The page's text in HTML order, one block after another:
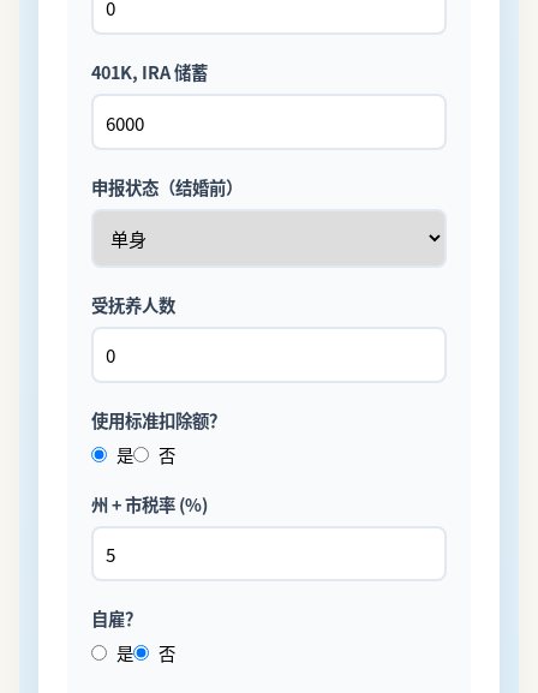
401K, IRA 储蓄
申报状态（结婚前）
受抚养人数
使用标准扣除额？
是
否
州 + 市税率 (%)
自雇？
是
否